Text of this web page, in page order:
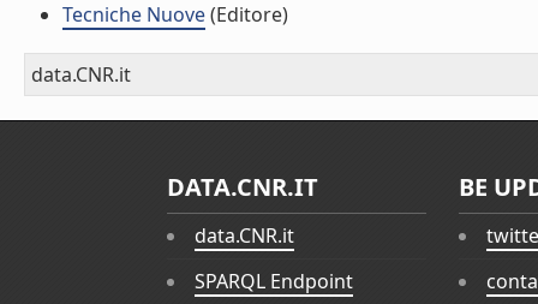
Tecniche Nuove(Editore)
data.CNR.it
DATA.CNR.IT
data.CNR.it
SPARQL Endpoint
BE